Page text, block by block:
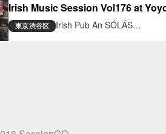
Irish Music Session Vol176 at
Tokyo
東京渋谷区
Irish Pub An SÓLÁS